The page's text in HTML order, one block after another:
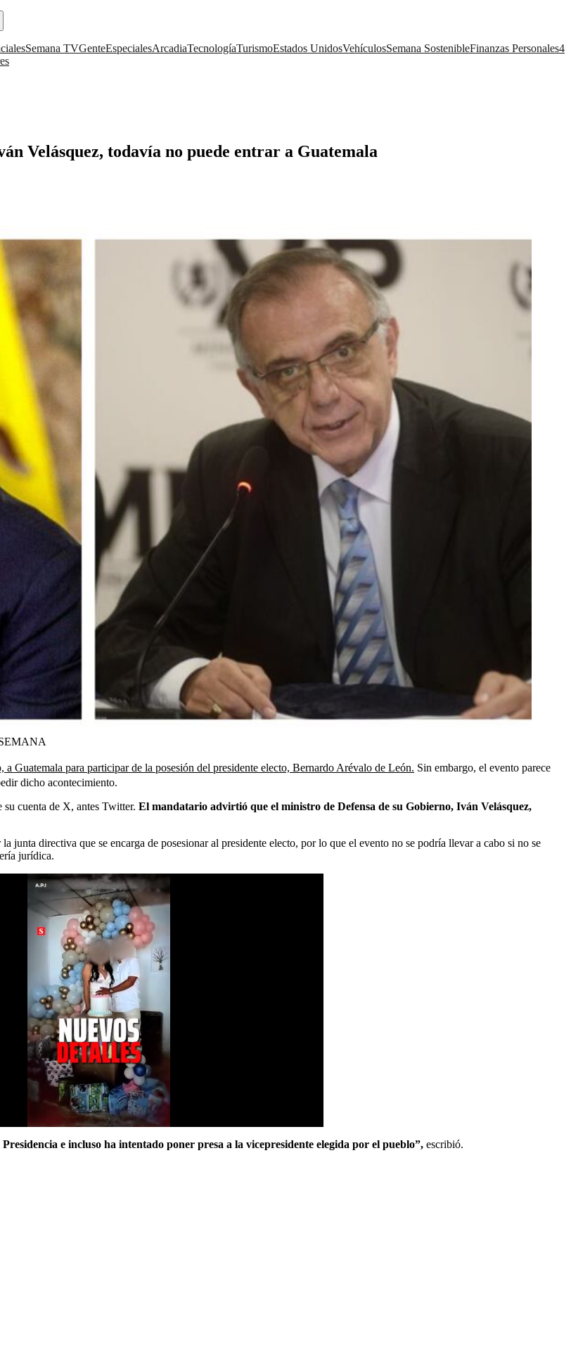
Semana TVGenteEspecialesArcadiaTecnologíaTurismoEstados UnidosVehículosSemana SostenibleFinanzas Personales4
Velásquez, todavía no puede entrar a Guatemala
Guatemala para participar de la posesión del presidente electo, Bernardo Arévalo de León. Sin embargo, el evento parece
dicho acontecimiento.
su cuenta de X, antes Twitter. El mandatario advirtió que el ministro de Defensa de su Gobierno, Iván Velásquez,
junta directiva que se encarga de posesionar al presidente electo, por lo que el evento no se podría llevar a cabo si no se
jurídica.
e incluso ha intentado poner presa a la vicepresidente elegida por el pueblo”, escribió.